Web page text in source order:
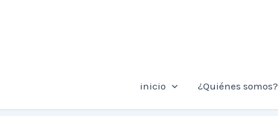
inicio ¿Quiénes somos?